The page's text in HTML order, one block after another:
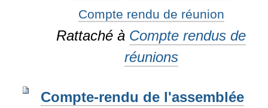
Compte rendu de réunion
Rattaché à Compte rendus de
réunions
Compte-rendu de l'assemblée